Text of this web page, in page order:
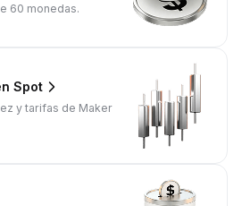
60 monedas.
Spot
y tarifas de Maker